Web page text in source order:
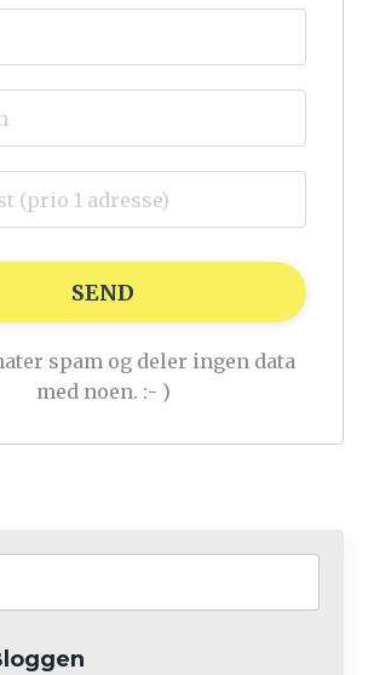
SEND
spam og deler ingen data
med noen. :- )